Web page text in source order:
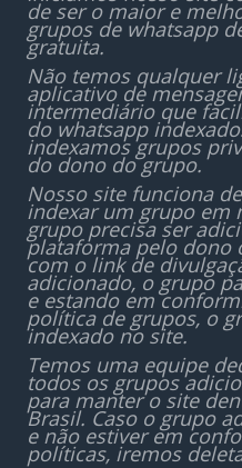
de ser o maior e
grupos de whatsapp
gratuita.
Não temos qualquer
aplicativo de
intermediário que
do whatsapp
indexamos grupos
do dono do grupo.
Nosso site funciona
indexar um grupo em
grupo precisa ser
plataforma pelo dono
com o link de
adicionado, o grupo
e estando em
política de grupos, o
indexado no site.
Temos uma equipe
todos os grupos
para manter o site
Brasil. Caso o grupo
e não estiver em
políticas, iremos